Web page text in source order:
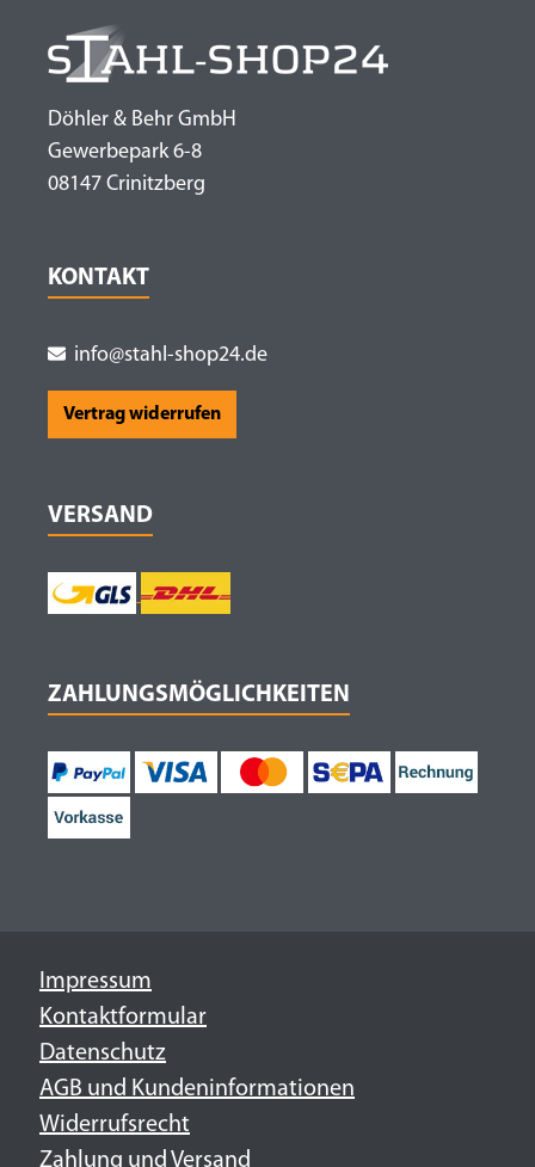
Döhler & Behr GmbH
Gewerbepark 6-8
08147 Crinitzberg
KONTAKT
info@stahl-shop24.de
Vertrag widerrufen
VERSAND
ZAHLUNGSMÖGLICHKEITEN
Impressum
Kontaktformular
Datenschutz
AGB und Kundeninformationen
Widerrufsrecht
Zahlung und Versand